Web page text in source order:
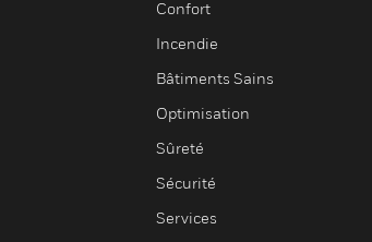
Confort
Incendie
Bâtiments Sains
Optimisation
Sûreté
Sécurité
Services